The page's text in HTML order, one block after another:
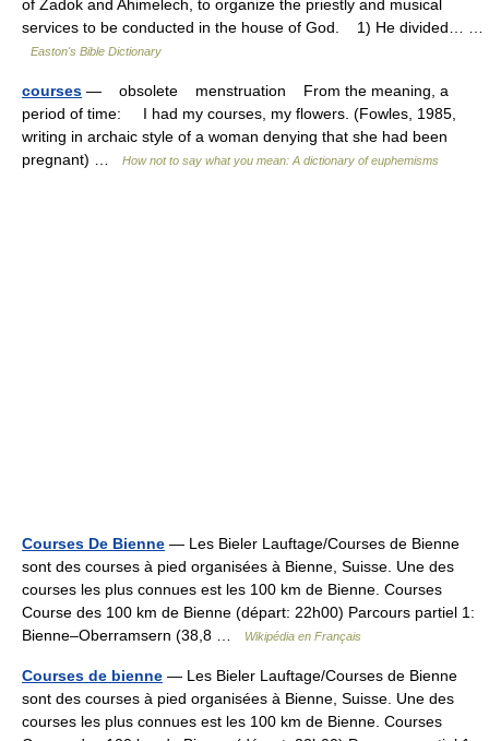
of Zadok and Ahimelech, to organize the priestly and musical
services to be conducted in the house of God. 1) He divided… …
Easton's Bible Dictionary
courses — obsolete menstruation From the meaning, a
period of time: I had my courses, my flowers. (Fowles, 1985,
writing in archaic style of a woman denying that she had been
pregnant) …
How not to say what you mean: A dictionary of euphemisms
Courses De Bienne — Les Bieler Lauftage/Courses de Bienne
sont des courses à pied organisées à Bienne, Suisse. Une des
courses les plus connues est les 100 km de Bienne. Courses
Course des 100 km de Bienne (départ: 22h00) Parcours partiel 1:
Bienne–Oberramsern (38,8 …
Wikipédia en Français
Courses de bienne — Les Bieler Lauftage/Courses de Bienne
sont des courses à pied organisées à Bienne, Suisse. Une des
courses les plus connues est les 100 km de Bienne. Courses